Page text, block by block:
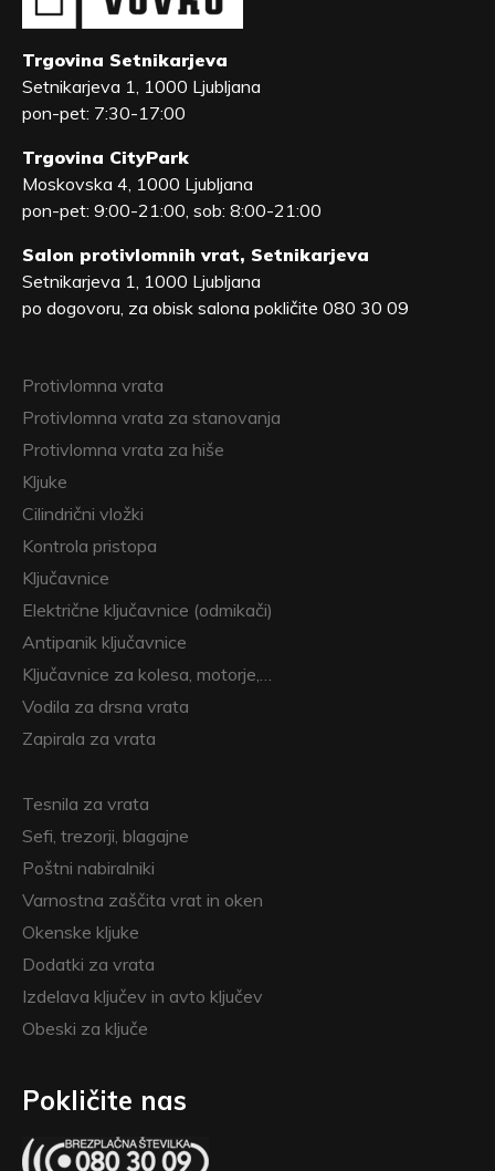
Trgovina Setnikarjeva
Setnikarjeva 1, 1000 Ljubljana
pon-pet: 7:30-17:00
Trgovina CityPark
Moskovska 4, 1000 Ljubljana
pon-pet: 9:00-21:00, sob: 8:00-21:00
Salon protivlomnih vrat, Setnikarjeva
Setnikarjeva 1, 1000 Ljubljana
po dogovoru, za obisk salona pokličite 080 30 09
Protivlomna vrata
Protivlomna vrata za stanovanja
Protivlomna vrata za hiše
Kljuke
Cilindrični vložki
Kontrola pristopa
Ključavnice
Električne ključavnice (odmikači)
Antipanik ključavnice
Ključavnice za kolesa, motorje,…
Vodila za drsna vrata
Zapirala za vrata
Tesnila za vrata
Sefi, trezorji, blagajne
Poštni nabiralniki
Varnostna zaščita vrat in oken
Okenske kljuke
Dodatki za vrata
Izdelava ključev in avto ključev
Obeski za ključe
Pokličite nas